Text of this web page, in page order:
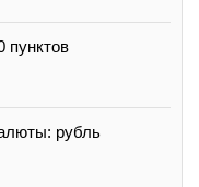
пунктов
рубль